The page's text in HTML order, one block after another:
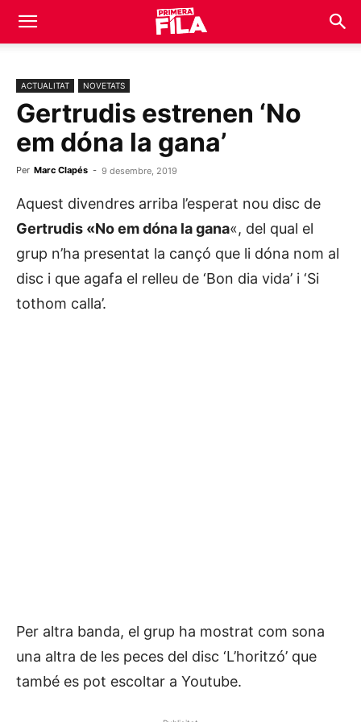
ACTUALITAT NOVETATS
Gertrudis estrenen ‘No
em dóna la gana’
Per Marc Clapés - 9 desembre, 2019
Aquest divendres arriba l’esperat nou disc de
Gertrudis «No em dóna la gana«, del qual el
grup n’ha presentat la cançó que li dóna nom al
disc i que agafa el relleu de ‘Bon dia vida’ i ‘Si
tothom calla’.
Per altra banda, el grup ha mostrat com sona
una altra de les peces del disc ‘L’horitzó’ que
també es pot escoltar a Youtube.